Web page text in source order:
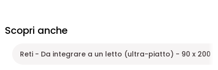
Scopri anche
Reti - Da integrare a un letto (ultra-piatto) - 90 x 200